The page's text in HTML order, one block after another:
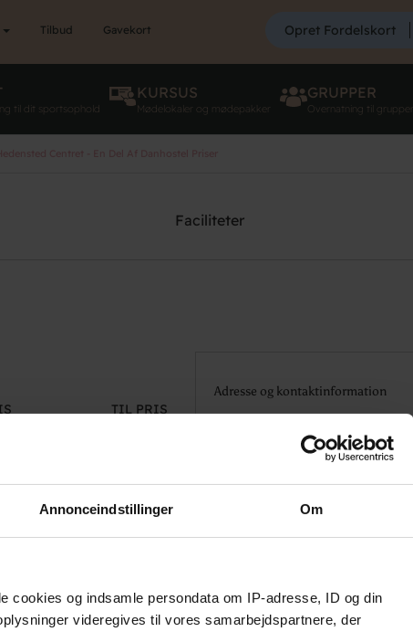
Annonceindstillinger Om
cookies og indsamle persondata om IP-adresse, ID og din
videregives til vores samarbejdspartnere, der
Opret Fordelskort
Tilbud Gavekort
til dit sportsophold
KURSUS
Mødelokaler og mødepakker
GRUPPER
Overnatning til grupper
Faciliteter
TIL PRIS
Adresse og kontaktinformation
75891899
Vært(er) Julie-Marie Terkildsen
jmt@hedenstedcentret.dk